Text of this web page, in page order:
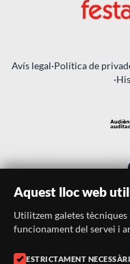
Avís legal·Política de
·
Aquest lloc web
Utilitzem galetes
funcionament del servei i
ESTRICTAMENT